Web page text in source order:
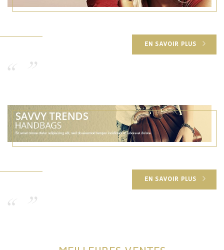
EN SAVOIR PLUS
EN SAVOIR PLUS